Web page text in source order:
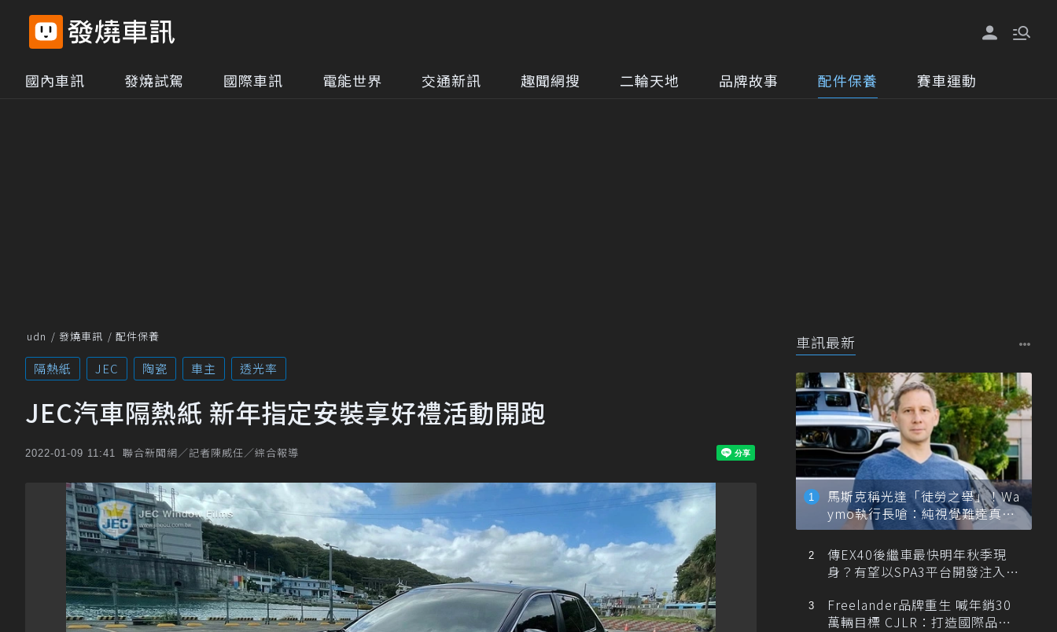
國內車訊 發燒試駕 國際車訊 電能世界 交通新訊 趣聞網搜 二輪天地 品牌故事 配件保養 賽車運動
udn 發燒車訊 配件保養
隔熱紙 JEC 陶瓷 車主 透光率
JEC​​汽車隔熱紙 新年指定安裝享好禮活動開跑
2022-01-09 11:41 聯合新聞網／記者陳威任／綜合報導
車訊最新
馬斯克稱光達「徒勞之舉」！Wa
ymo執行長嗆：純視覺難達真正
自動駕駛
傳EX40後繼車最快明年秋季現
身？有望以SPA3平台開發注入80
Freelander品牌重生 喊年銷30
萬輛目標 CJLR：打造國際品牌